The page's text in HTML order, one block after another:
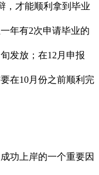
，才能顺利拿到毕业
年有2次申请毕业的
发放；在12月申报
在10月份之前顺利完
功上岸的一个重要因